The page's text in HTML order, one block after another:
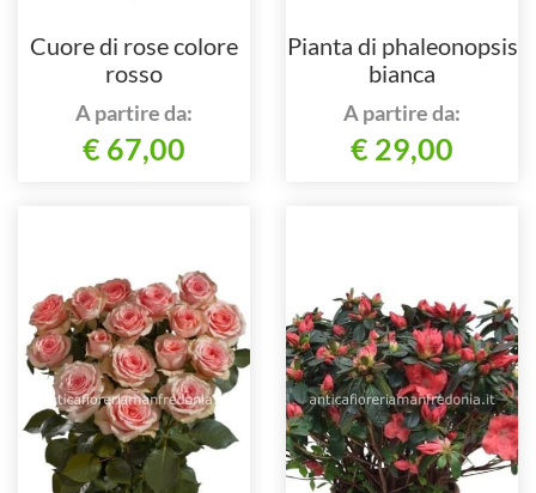
Cuore di rose colore
rosso
A partire da:
€ 67,00
Pianta di phaleonopsis
bianca
A partire da:
€ 29,00